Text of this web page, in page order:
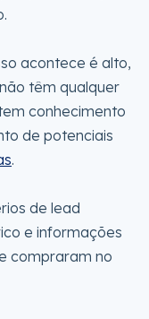
acontece é alto,
têm qualquer
conhecimento
de potenciais
.
de lead
e informações
compraram no